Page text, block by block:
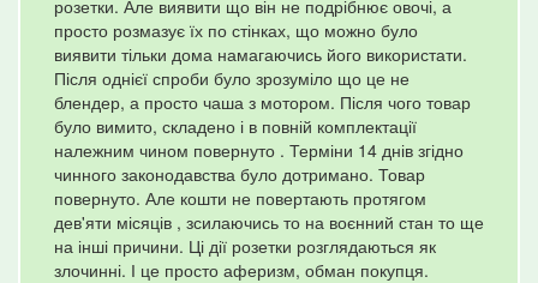
розетки. Але виявити що він не подрібнює овочі, а
просто розмазує їх по стінках, що можно було
виявити тільки дома намагаючись його використати.
Після однієї спроби було зрозуміло що це не
блендер, а просто чаша з мотором. Після чого товар
було вимито, складено і в повній комплектації
належним чином повернуто . Терміни 14 днів згідно
чинного законодавства було дотримано. Товар
повернуто. Але кошти не повертають протягом
дев'яти місяців , зсилаючись то на воєнний стан то ще
на інші причини. Ці дії розетки розглядаються як
злочинні. І це просто аферизм, обман покупця.